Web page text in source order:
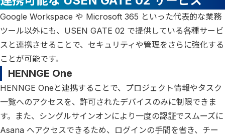
Google Workspace や Microsoft 365 といった代表的な業務
ツール以外にも、USEN GATE 02 で提供している各種サービ
スと連携させることで、セキュリティや管理をさらに強化する
ことが可能です。
HENNGE One
HENNGE Oneと連携することで、プロジェクト情報やタスク
一覧へのアクセスを、許可されたデバイスのみに制限できま
す。また、シングルサインオンにより一度の認証でスムーズに
Asana へアクセスできるため、ログインの手間を省き、チー